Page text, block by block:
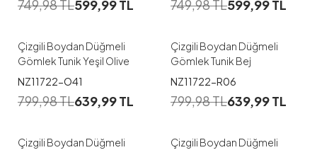
749,98TL599,99TL 749,98TL599,99TL
1
Çizgili Boydan Düğmeli
Gömlek Tunik Yeşil Olive
NZ11722-O41
799,98TL639,99TL
1 2 3 4
Çizgili Boydan Düğmeli
Gömlek Tunik Bej
NZ11722-R06
799,98TL639,99TL
1
Çizgili Boydan Düğmeli
1 2 3 4
Çizgili Boydan Düğmeli